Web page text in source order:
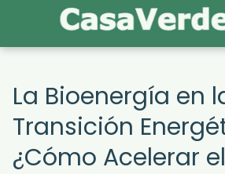
La Bioenergía en
Transición
¿Cómo Acelerar